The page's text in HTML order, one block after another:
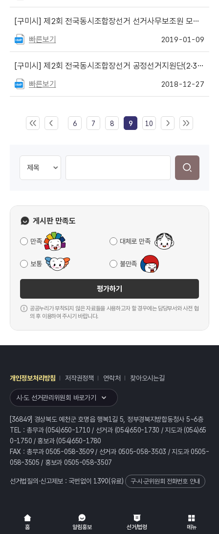
홈 알림홍보 선거/법령 메뉴
[구미시] 제2회 전국동시조합장선거 선거사무보조원 모집 공고
빠른보기 2019-01-09
[구미시] 제2회 전국동시조합장선거 공정선거지원단(2·3단계) 최종합격자 공고
빠른보기 2018-12-27
6 7 8 9 10
게시판 만족도
만족 대체로 만족
보통 불만족
평가하기
공공누리가 부착되지 않은 자료들을 사용하고자 할 경우에는 담당부서와 사전 협
의 후 이용하여 주시기 바랍니다.
개인정보처리방침 저작권정책 연락처 찾아오시는길
시·도 선거관리위원회 바로가기
[36849] 경상북도 예천군 호명읍 행복1길 5, 정부경북지방합동청사 5~6층
TEL : 총무과 (054)650-1710 / 선거과 (054)650-1730 / 지도과 (054)65
0-1750 / 홍보과 (054)650-1780
FAX : 총무과 0505-058-3509 / 선거과 0505-058-3503 / 지도과 0505-
058-3505 / 홍보과 0505-058-3507
선거법질의·신고제보 : 국번없이 1390(유료) 구·시·군위원회 전화번호 안내